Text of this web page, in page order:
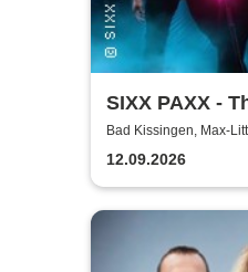
SIXX PAXX -
Bad Kissingen, Max-
12.09.2026